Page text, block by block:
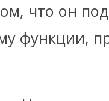
что он
функции,